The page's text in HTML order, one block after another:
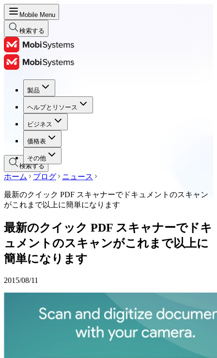
Mobile Menu
検索する
製品
ヘルプとリソース
ビジネス
価格表
その他
製品
ヘルプとリソース
ビジネス
価格表
検索する
ホーム ブログ ニュース
最新のクイック PDF スキャナーでドキュメントのスキャン
がこれまで以上に簡単になります
最新のクイック PDF スキャナーでドキ
ュメントのスキャンがこれまで以上に
簡単になります
2015/08/11